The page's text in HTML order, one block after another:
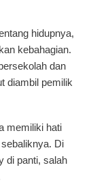
hidupnya,
kebahagian.
dan
diambil pemilik
memiliki hati
Di
di panti, salah